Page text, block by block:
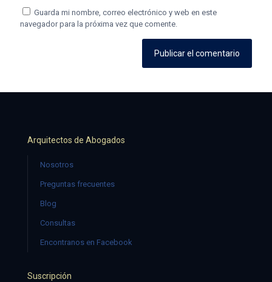
Guarda mi nombre, correo electrónico y web en este
navegador para la próxima vez que comente.
Arquitectos de Abogados
Nosotros
Preguntas frecuentes
Blog
Consultas
Encontranos en Facebook
Suscripción